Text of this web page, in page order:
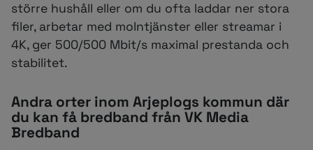
större hushåll eller om du ofta laddar ner stora
filer, arbetar med molntjänster eller streamar i
4K, ger 500/500 Mbit/s maximal prestanda och
stabilitet.
Andra orter inom Arjeplogs kommun där
du kan få bredband från VK Media
Bredband